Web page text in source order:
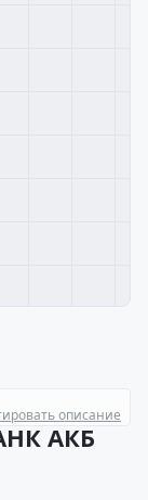
описание
АКБ